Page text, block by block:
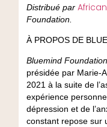
Distribué par
Foundation.
À PROPOS DE
Bluemind Foundation
présidée par Marie-
2021 à la suite de
expérience
dépression et de
constant repose sur